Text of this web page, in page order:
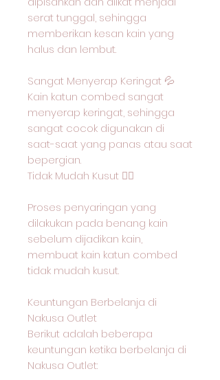
serat tunggal, sehingga
memberikan kesan kain yang
halus dan lembut.
Sangat Menyerap Keringat 💦
Kain katun combed sangat
menyerap keringat, sehingga
sangat cocok digunakan di
saat-saat yang panas atau saat
bepergian.
Tidak Mudah Kusut 🙅‍♂️
Proses penyaringan yang
dilakukan pada benang kain
sebelum dijadikan kain,
membuat kain katun combed
tidak mudah kusut.
Keuntungan Berbelanja di
Nakusa Outlet
Berikut adalah beberapa
keuntungan ketika berbelanja di
Nakusa Outlet: